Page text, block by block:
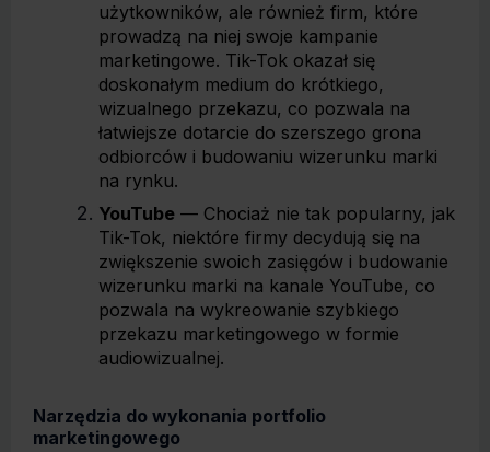
użytkowników, ale również firm, które
prowadzą na niej swoje kampanie
marketingowe. Tik-Tok okazał się
doskonałym medium do krótkiego,
wizualnego przekazu, co pozwala na
łatwiejsze dotarcie do szerszego grona
odbiorców i budowaniu wizerunku marki
na rynku.
YouTube — Chociaż nie tak popularny, jak
Tik-Tok, niektóre firmy decydują się na
zwiększenie swoich zasięgów i budowanie
wizerunku marki na kanale YouTube, co
pozwala na wykreowanie szybkiego
przekazu marketingowego w formie
audiowizualnej.
Narzędzia do wykonania portfolio
marketingowego